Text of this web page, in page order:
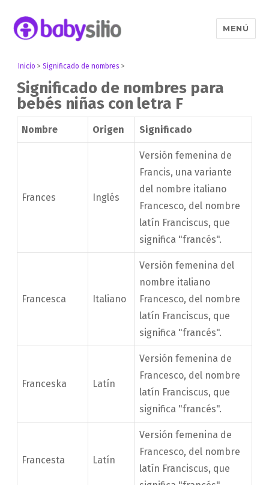
MENÚ
Inicio >Significado de nombres >
Significado de nombres para
bebés niñas con letra F
Nombre Origen Significado
Frances Inglés
Versión femenina de
Francis, una variante
del nombre italiano
Francesco, del nombre
latín Franciscus, que
significa "francés".
Francesca Italiano
Versión femenina del
nombre italiano
Francesco, del nombre
latín Franciscus, que
significa "francés".
Franceska Latín
Versión femenina de
Francesco, del nombre
latín Franciscus, que
significa "francés".
Francesta Latín
Versión femenina de
Francesco, del nombre
latín Franciscus, que